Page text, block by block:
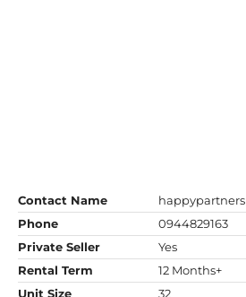
Contact Name
happypartners
Phone
0944829163
Private Seller
Yes
Rental Term
12 Months+
Unit Size
32